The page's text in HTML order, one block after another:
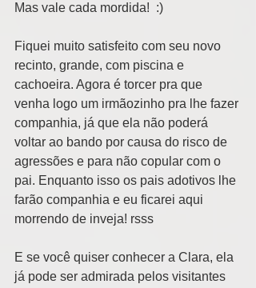
Mas vale cada mordida!  :)
Fiquei muito satisfeito com seu novo
recinto, grande, com piscina e
cachoeira. Agora é torcer pra que
venha logo um irmãozinho pra lhe fazer
companhia, já que ela não poderá
voltar ao bando por causa do risco de
agressões e para não copular com o
pai. Enquanto isso os pais adotivos lhe
farão companhia e eu ficarei aqui
morrendo de inveja! rsss
E se você quiser conhecer a Clara, ela
já pode ser admirada pelos visitantes